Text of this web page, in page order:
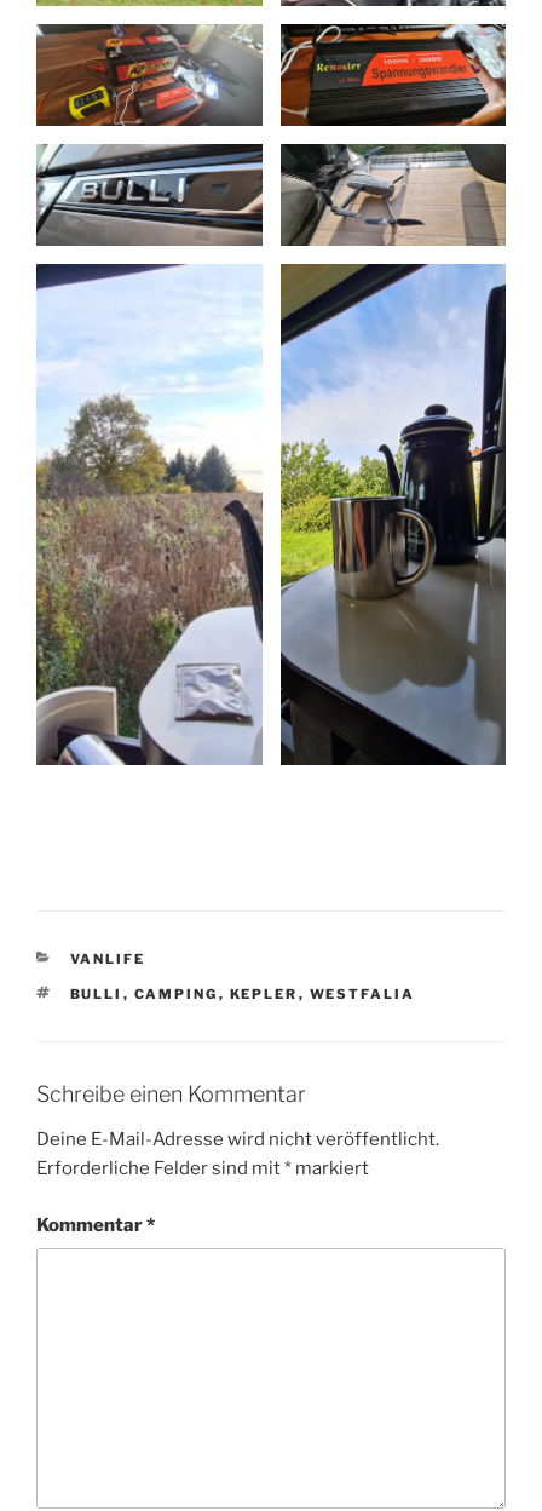
KATEGORIEN
VANLIFE
SCHLAGWÖRTER
BULLI , CAMPING , KEPLER , WESTFALIA
Schreibe einen Kommentar
Deine E-Mail-Adresse wird nicht veröffentlicht.
Erforderliche Felder sind mit* markiert
Kommentar*